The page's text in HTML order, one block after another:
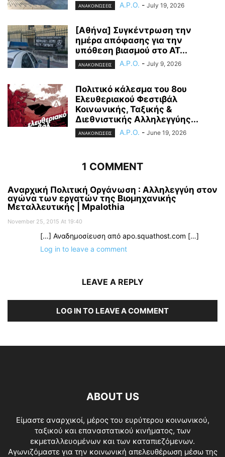
ΑΝΑΚΟΙΝΏΣΕΙΣ A.P.O. - July 19, 2026
[Αθήνα] Συγκέντρωση την
ημέρα απόφασης για την
υπόθεση βιασμού στο ΑΤ...
ΑΝΑΚΟΙΝΏΣΕΙΣ A.P.O. - July 9, 2026
Πολιτικό κάλεσμα του 8ου
Ελευθεριακού Φεστιβάλ
Κοινωνικής, Ταξικής &
Διεθνιστικής Αλληλεγγύης...
ΑΝΑΚΟΙΝΏΣΕΙΣ A.P.O. - June 19, 2026
1 COMMENT
Αναρχική Πολιτική Οργάνωση : Αλληλεγγύη στον
αγώνα των εργατών της Βιομηχανικής
Μεταλλευτικής | Mpalothia
November 25, 2015 At 19:40
[…] Αναδημοσίευση από apo.squathost.com […]
Log in to leave a comment
LEAVE A REPLY
LOG IN TO LEAVE A COMMENT
ABOUT US
Είμαστε αναρχικοί, μέρος του ευρύτερου κοινωνικού,
ταξικού και επαναστατικού κινήματος, των
εκμεταλλευομένων και των καταπιεζόμενων.
Αγωνιζόμαστε για την κοινωνική απελευθέρωση μέσω της